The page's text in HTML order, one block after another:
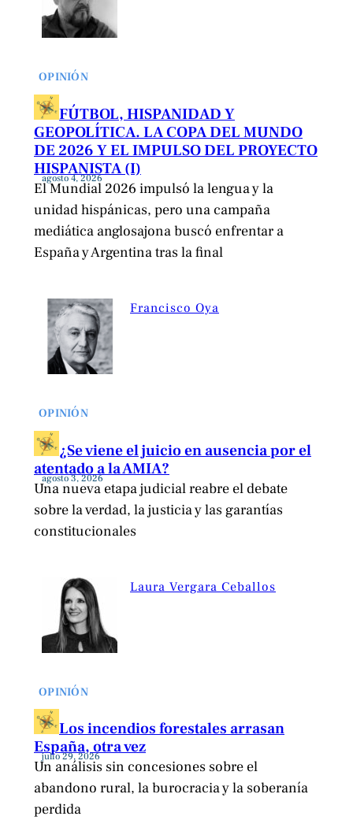
OPINIÓN
FÚTBOL, HISPANIDAD Y
GEOPOLÍTICA. LA COPA DEL MUNDO
DE 2026 Y EL IMPULSO DEL PROYECTO
HISPANISTA (I)
agosto 4, 2026
El Mundial 2026 impulsó la lengua y la
unidad hispánicas, pero una campaña
mediática anglosajona buscó enfrentar a
España y Argentina tras la final
Francisco Oya
OPINIÓN
¿Se viene el juicio en ausencia por el
atentado a la AMIA?
agosto 3, 2026
Una nueva etapa judicial reabre el debate
sobre la verdad, la justicia y las garantías
constitucionales
Laura Vergara Ceballos
OPINIÓN
Los incendios forestales arrasan
España, otra vez
julio 29, 2026
Un análisis sin concesiones sobre el
abandono rural, la burocracia y la soberanía
perdida